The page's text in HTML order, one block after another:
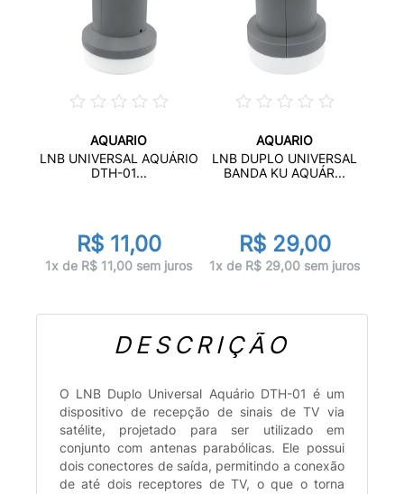
AQUARIO
LNB UNIVERSAL AQUÁRIO
DTH-01...
R$ 11,00
1x de R$ 11,00 sem juros
AQUARIO
LNB DUPLO UNIVERSAL
BANDA KU AQUÁR...
R$ 29,00
1x de R$ 29,00 sem juros
DESCRIÇÃO
O LNB Duplo Universal Aquário DTH-01 é um
dispositivo de recepção de sinais de TV via
satélite, projetado para ser utilizado em
conjunto com antenas parabólicas. Ele possui
dois conectores de saída, permitindo a conexão
de até dois receptores de TV, o que o torna